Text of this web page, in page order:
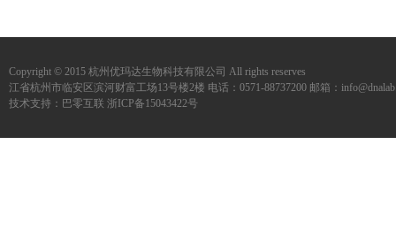
Copyright © 2015 杭州优玛达生物科技有限公司 All rights reserves
江省杭州市临安区滨河财富工场13号楼2楼 电话：0571-88737200 邮箱：
技术支持： 巴零互联 浙ICP备15043422号